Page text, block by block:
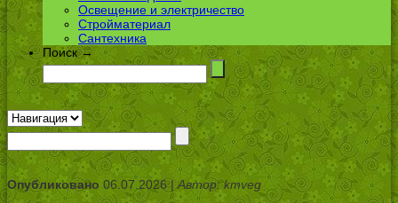
Освещение и электричество
Стройматериал
Сантехника
Поиск →
Опубликовано06.07.2026 |Автор: kmveg